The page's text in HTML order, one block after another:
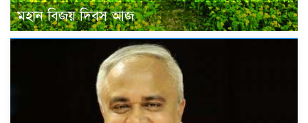
মহান বিজয় দিবস আজ